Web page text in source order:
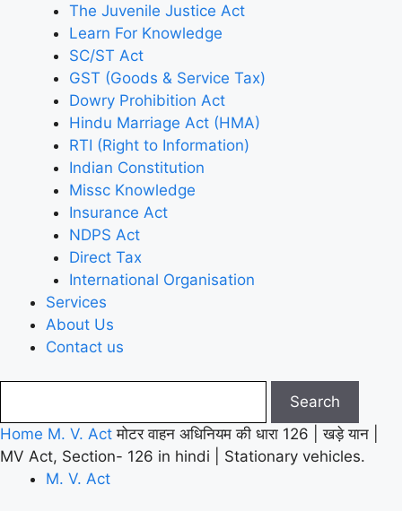
The Juvenile Justice Act
Learn For Knowledge
SC/ST Act
GST (Goods & Service Tax)
Dowry Prohibition Act
Hindu Marriage Act (HMA)
RTI (Right to Information)
Indian Constitution
Missc Knowledge
Insurance Act
NDPS Act
Direct Tax
International Organisation
Services
About Us
Contact us
Home M. V. Act मोटर वाहन अधिनियम की धारा 126 | खड़े यान |
MV Act, Section- 126 in hindi | Stationary vehicles.
M. V. Act